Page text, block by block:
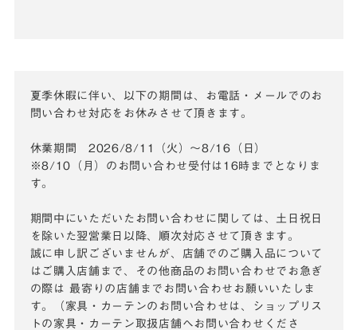
夏季休暇に伴い、以下の期間は、お電話・メールでのお
問い合わせ対応をお休みさせて頂きます。
休業期間 2026/8/11（火）～8/16（日）
※8/10（月）のお問い合わせ受付は16時までとなりま
す。
期間中にいただいたお問い合わせに関しては、土日祝日
を除いた翌営業日以降、順次対応させて頂きます。
誠に申し訳ございませんが、店舗でのご購入品について
はご購入店舗まで、その他商品のお問い合わせでお急ぎ
の際は 最寄りの店舗までお問い合わせお願いいたしま
す。（家具・カーテンのお問い合わせは、ショップリス
トの家具・カーテン取扱店舗へお問い合わせくださ